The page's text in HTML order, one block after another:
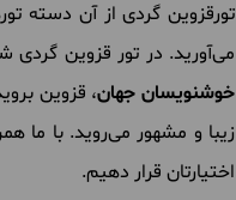
تورقزوین گردی از آن دسته
می‌آورید. در تور قزوین گردی
خوشنویسان جهان
زیبا و مشهور می‌روید. با ما
اختیارتان قرار دهیم.